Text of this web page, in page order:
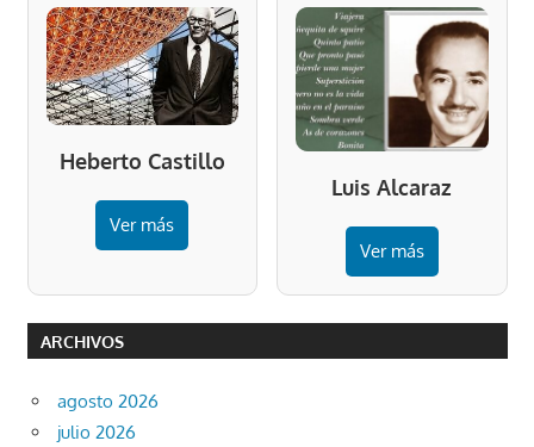
Heberto Castillo
Ver más
Luis Alcaraz
Ver más
ARCHIVOS
agosto 2026
julio 2026